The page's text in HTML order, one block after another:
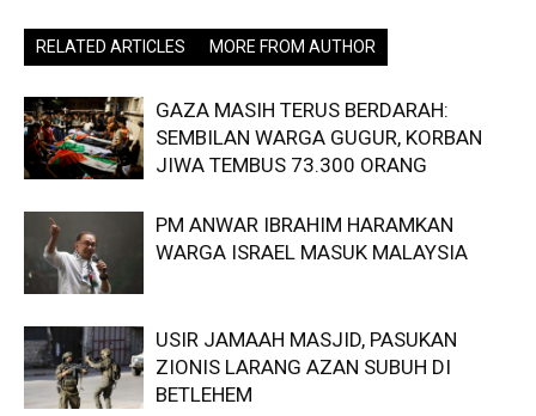
RELATED ARTICLES MORE FROM AUTHOR
GAZA MASIH TERUS BERDARAH:
SEMBILAN WARGA GUGUR, KORBAN
JIWA TEMBUS 73.300 ORANG
PM ANWAR IBRAHIM HARAMKAN
WARGA ISRAEL MASUK MALAYSIA
USIR JAMAAH MASJID, PASUKAN
ZIONIS LARANG AZAN SUBUH DI
BETLEHEM